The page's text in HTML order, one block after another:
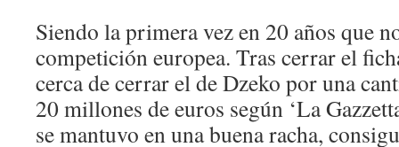
Siendo la primera vez en 20 años que
competición europea. Tras cerrar el
cerca de cerrar el de Dzeko por una
20 millones de euros según ‘La
se mantuvo en una buena racha,